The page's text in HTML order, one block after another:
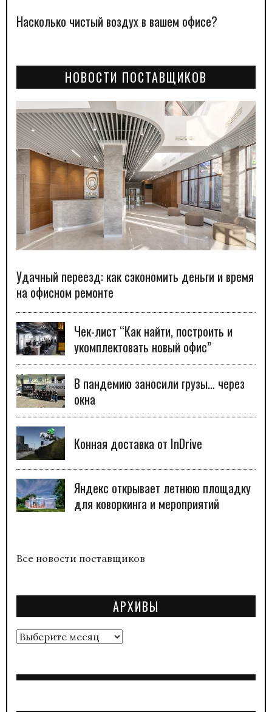
Насколько чистый воздух в вашем офисе?
НОВОСТИ ПОСТАВЩИКОВ
Удачный переезд: как сэкономить деньги и время
на офисном ремонте
Чек-лист “Как найти, построить и
укомплектовать новый офис”
В пандемию заносили грузы… через
окна
Конная доставка от InDrive
Яндекс открывает летнюю площадку
для коворкинга и мероприятий
Все новости поставщиков
АРХИВЫ
Архивы